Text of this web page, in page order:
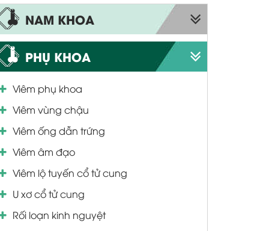
NAM KHOA
Liệt dương
Xuất tinh sớm
Bao quy đầu
Viêm quy đầu
Viêm tinh hoàn
Viêm niệu đạo
Viêm bàng quang
Bệnh tuyến tiền liệt
Yếu sinh lý
PHỤ KHOA
Viêm phụ khoa
Viêm vùng chậu
Viêm ống dẫn trứng
Viêm âm đạo
Viêm lộ tuyến cổ tử cung
U xơ cổ tử cung
Rối loạn kinh nguyệt